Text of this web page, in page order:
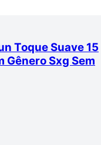
Toque Suave 15
Gênero Sxg Sem